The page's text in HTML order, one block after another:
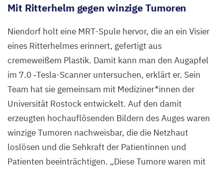
Mit Ritterhelm gegen winzige Tumoren
Niendorf holt eine MRT-Spule hervor, die an ein Visier
eines Ritterhelmes erinnert, gefertigt aus
cremeweißem Plastik. Damit kann man den Augapfel
im 7.0‑Tesla-Scanner untersuchen, erklärt er. Sein
Team hat sie gemeinsam mit Mediziner*innen der
Universität Rostock entwickelt. Auf den damit
erzeugten hochauflösenden Bildern des Auges waren
winzige Tumoren nachweisbar, die die Netzhaut
loslösen und die Sehkraft der Patientinnen und
Patienten beeinträchtigen. „Diese Tumore waren mit